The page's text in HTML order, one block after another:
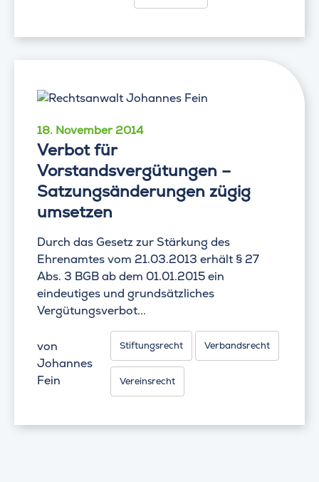
18. November 2014
Verbot für
Vorstandsvergütungen –
Satzungsänderungen zügig
umsetzen
Durch das Gesetz zur Stärkung des
Ehrenamtes vom 21.03.2013 erhält § 27
Abs. 3 BGB ab dem 01.01.2015 ein
eindeutiges und grundsätzliches
Vergütungsverbot...
von
Johannes
Fein
Stiftungsrecht Verbandsrecht
Vereinsrecht